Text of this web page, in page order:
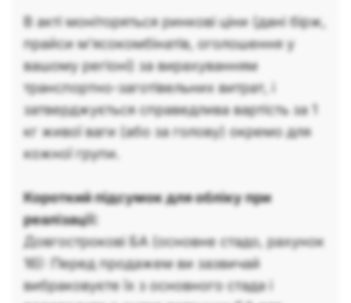
В акті моніторяться ринкові ціни (дані бірж,
прайси м'ясокомбінатів, оголошення у
вашому регіоні) за вирахуванням
транспортно-заготівельних витрат, і
затверджується справедлива вартість за 1
кг живої ваги (або за голову) окремо для
кожної групи.
Короткий підсумок для обліку при
реалізації:
Довгострокові БА (основне стадо, рахунок
16): Перед продажем ви зазвичай
вибраковуєте їх з основного стада і